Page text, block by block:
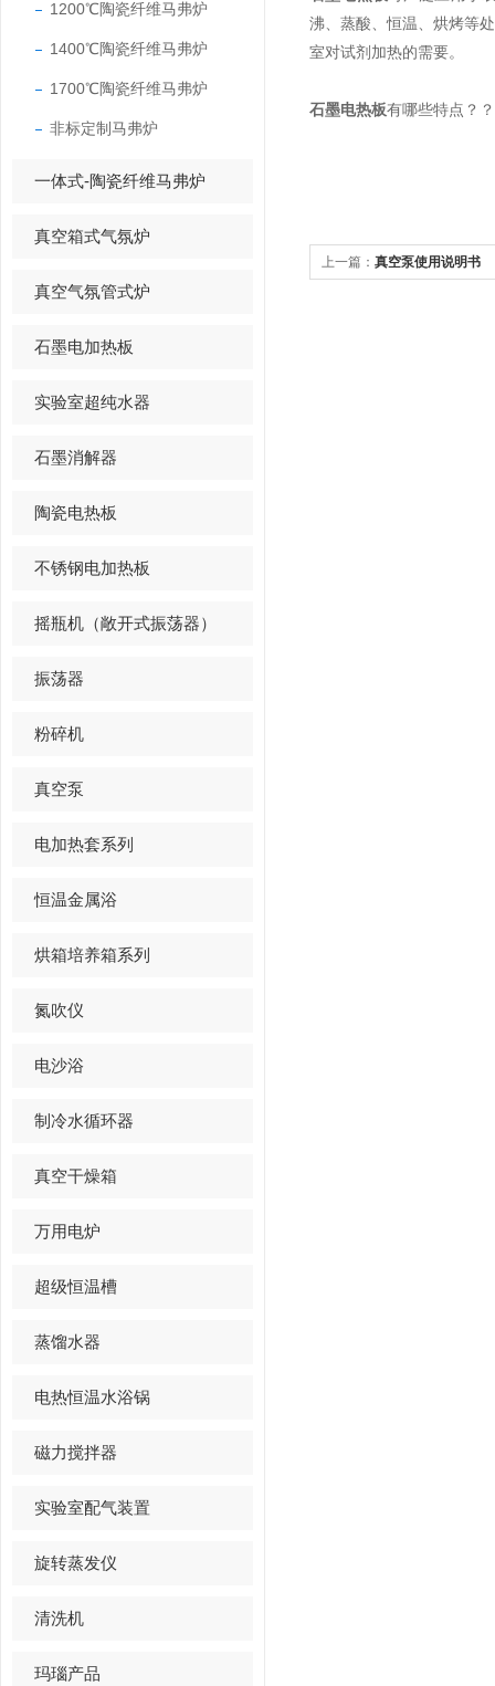
1200℃陶瓷纤维马弗炉
1400℃陶瓷纤维马弗炉
1700℃陶瓷纤维马弗炉
非标定制马弗炉
一体式-陶瓷纤维马弗炉
真空箱式气氛炉
真空气氛管式炉
石墨电加热板
实验室超纯水器
石墨消解器
陶瓷电热板
不锈钢电加热板
摇瓶机（敞开式振荡器）
振荡器
粉碎机
真空泵
电加热套系列
恒温金属浴
烘箱培养箱系列
氮吹仪
电沙浴
制冷水循环器
真空干燥箱
万用电炉
超级恒温槽
蒸馏水器
电热恒温水浴锅
磁力搅拌器
实验室配气装置
旋转蒸发仪
清洗机
玛瑙产品
沸、蒸酸、恒温、烘烤等
室对试剂加热的需要。
石墨电热板有哪些特点？
上一篇： 真空泵使用说明书